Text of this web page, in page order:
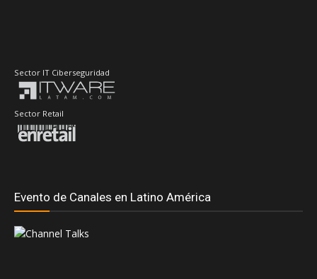
Sector IT Ciberseguridad
Sector Retail
Evento de Canales en Latino América